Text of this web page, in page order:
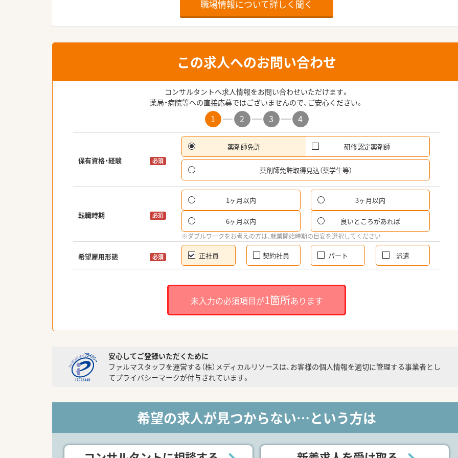
職場情報について詳しく聞く
この求人へのお問い合わせ
コンサルタントへ求人情報をお問い合わせいただけます。
薬局・病院等への直接応募ではございませんので、ご安心ください。
1 2 3 4
保有資格・経験 必須
薬剤師免許 研修認定薬剤師
薬剤師免許取得見込（薬学生等）
転職時期 必須
1ヶ月以内 3ヶ月以内
6ヶ月以内 良いところがあれば
※ダブルワークをお考えの方は、就業開始時期の目安を選択してください
希望雇用形態 必須 正社員 契約社員 パート 派遣
未入力の必須項目が1箇所あります
安心してご登録いただくために
ファルマスタッフを運営する（株）メディカルリソースは、お客様の個人情報を適切に管理する事業者とし
てプライバシーマークが付与されています。
希望の求人が見つからない…という方は